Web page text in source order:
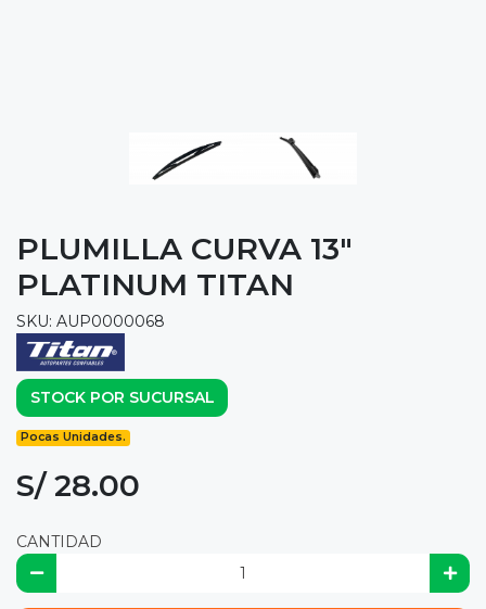
PLUMILLA CURVA 13"
PLATINUM TITAN
SKU: AUP0000068
STOCK POR SUCURSAL
Pocas Unidades.
S/ 28.00
CANTIDAD